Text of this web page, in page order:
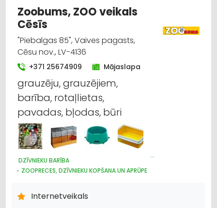
Zoobums, ZOO veikals
Cēsīs
"Piebalgas 85", Vaives pagasts,
Cēsu nov., LV-4136
+371 25674909 Mājaslapa
grauzēju, grauzējiem,
barība, rotaļlietas,
pavadas, bļodas, būri
DZĪVNIEKU BARĪBA
ZOOPRECES, DZĪVNIEKU KOPŠANA UN APRŪPE
Internetveikals